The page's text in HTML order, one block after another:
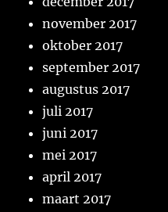
november 2017
oktober 2017
september 2017
augustus 2017
juli 2017
juni 2017
mei 2017
april 2017
maart 2017